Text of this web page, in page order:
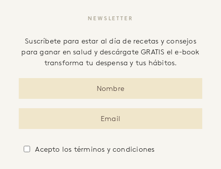
NEWSLETTER
Suscríbete para estar al día de recetas y consejos
para ganar en salud y descárgate GRATIS el e-book
transforma tu despensa y tus hábitos.
Acepto los términos y condiciones